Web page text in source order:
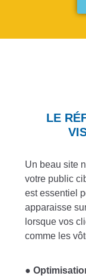
LE
Un beau site
votre public
est essentiel
apparaisse
lorsque vos
comme les
●